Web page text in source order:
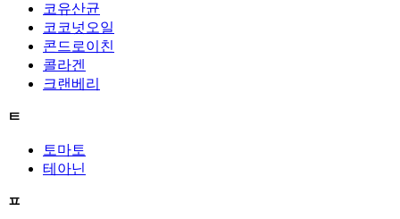
코유산균
코코넛오일
콘드로이친
콜라겐
크랜베리
ㅌ
토마토
테아닌
ㅍ